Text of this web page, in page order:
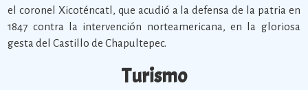
el coronel Xicoténcatl, que acudió a la defensa de la patria en
1847 contra la intervención norteamericana, en la gloriosa
gesta del Castillo de Chapultepec.
Turismo